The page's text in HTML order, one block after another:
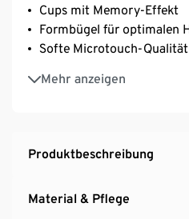
Cups mit Memory-Effekt
Formbügel für optimalen
Softe Microtouch-Qualität
Mehr anzeigen
Mit hochwertigem
Langlebigkeit und hohe
Cups mit Memory-Effekt
Produktbeschreibung
Material & Pflege